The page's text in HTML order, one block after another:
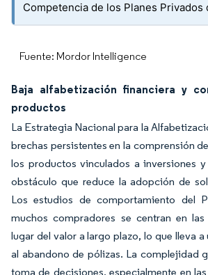
Competencia de los Planes Privados
Fuente: Mordor Intelligence
Baja alfabetización financiera y
productos
La Estrategia Nacional para la
brechas persistentes en la comprensión
los productos vinculados a inversiones
obstáculo que reduce la adopción de
Los estudios de comportamiento del
muchos compradores se centran en
lugar del valor a largo plazo, lo que lleva
al abandono de pólizas. La complejidad
toma de decisiones, especialmente en